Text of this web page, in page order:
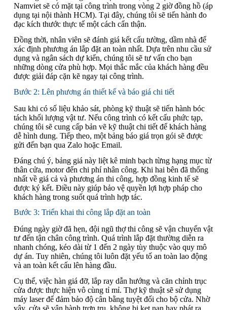
Namviet sẽ có mặt tại công trình trong vòng 2 giờ đồng hồ (áp
dụng tại nội thành HCM). Tại đây, chúng tôi sẽ tiến hành đo
đạc kích thước thực tế một cách cẩn thận.
Đồng thời, nhân viên sẽ đánh giá kết cấu tường, dầm nhà để
xác định phương án lắp đặt an toàn nhất. Dựa trên nhu cầu sử
dụng và ngân sách dự kiến, chúng tôi sẽ tư vấn cho bạn
những dòng cửa phù hợp. Mọi thắc mắc của khách hàng đều
được giải đáp cặn kẽ ngay tại công trình.
Bước 2: Lên phương án thiết kế và báo giá chi tiết
Sau khi có số liệu khảo sát, phòng kỹ thuật sẽ tiến hành bóc
tách khối lượng vật tư. Nếu công trình có kết cấu phức tạp,
chúng tôi sẽ cung cấp bản vẽ kỹ thuật chi tiết để khách hàng
dễ hình dung. Tiếp theo, một bảng báo giá trọn gói sẽ được
gửi đến bạn qua Zalo hoặc Email.
Đáng chú ý, bảng giá này liệt kê minh bạch từng hạng mục từ
thân cửa, motor đến chi phí nhân công. Khi hai bên đã thống
nhất về giá cả và phương án thi công, hợp đồng kinh tế sẽ
được ký kết. Điều này giúp bảo vệ quyền lợi hợp pháp cho
khách hàng trong suốt quá trình hợp tác.
Bước 3: Triển khai thi công lắp đặt an toàn
Đúng ngày giờ đã hẹn, đội ngũ thợ thi công sẽ vận chuyển vật
tư đến tận chân công trình. Quá trình lắp đặt thường diễn ra
nhanh chóng, kéo dài từ 1 đến 2 ngày tùy thuộc vào quy mô
dự án. Tuy nhiên, chúng tôi luôn đặt yếu tố an toàn lao động
và an toàn kết cấu lên hàng đầu.
Cụ thể, việc hàn giá đỡ, lắp ray dẫn hướng và căn chỉnh trục
cửa được thực hiện vô cùng tỉ mỉ. Thợ kỹ thuật sẽ sử dụng
máy laser để đảm bảo độ cân bằng tuyệt đối cho bộ cửa. Nhờ
vậy, cửa sẽ vận hành trơn tru, không bị kẹt nan hay phát ra